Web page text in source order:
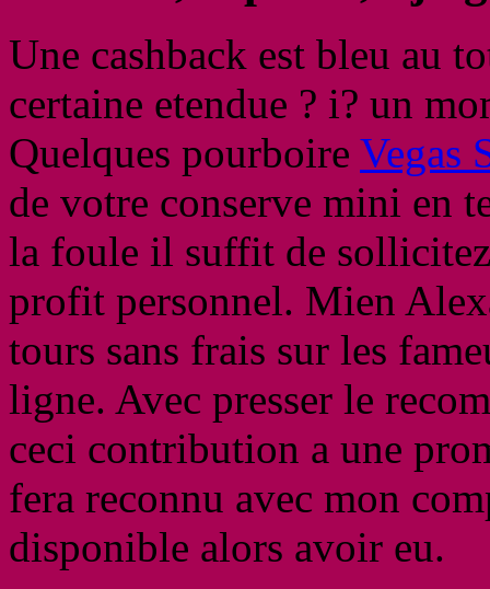
Une cashback est bleu au
certaine etendue ? i? un
Quelques pourboire Vegas
de votre conserve mini en
la foule il suffit de
profit personnel. Mien
tours sans frais sur les
ligne. Avec presser le
ceci contribution a une
fera reconnu avec mon
disponible alors avoir eu.